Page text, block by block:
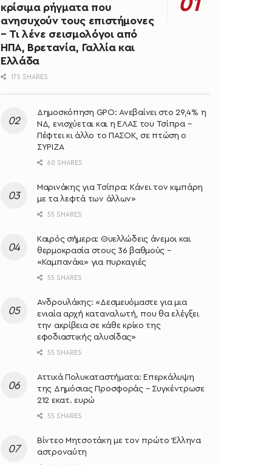
κρίσιμα ρήγματα που
ανησυχούν τους επιστήμονες
– Τι λένε σεισμολόγοι από
ΗΠΑ, Βρετανία, Γαλλία και
Ελλάδα
175 SHARES
Δημοσκόπηση GPO: Ανεβαίνει στο 29,4% η
ΝΔ, ενισχύεται και η ΕΛΑΣ του Τσίπρα –
Πέφτει κι άλλο το ΠΑΣΟΚ, σε πτώση ο
ΣΥΡΙΖΑ
60 SHARES
Μαρινάκης για Τσίπρα: Κάνει τον κιμπάρη
με τα λεφτά των άλλων»
55 SHARES
Καιρός σήμερα: Θυελλώδεις άνεμοι και
θερμοκρασία στους 36 βαθμούς –
«Καμπανάκι» για πυρκαγιές
55 SHARES
Ανδρουλάκης: «Δεσμευόμαστε για μια
ενιαία αρχή καταναλωτή, που θα ελέγξει
την ακρίβεια σε κάθε κρίκο της
εφοδιαστικής αλυσίδας»
55 SHARES
Αττικά Πολυκαταστήματα: Επερκάλυψη
της Δημόσιας Προσφοράς – Συγκέντρωσε
212 εκατ. ευρώ
55 SHARES
Bίντεο Μητσοτάκη με τον πρώτο Έλληνα
αστροναύτη